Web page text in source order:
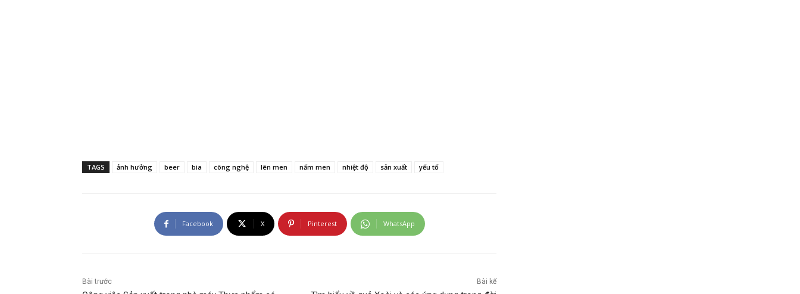
TAGS ảnh hưởng beer bia công nghệ lên men nấm men nhiệt độ sản xuất yếu tố
Facebook X Pinterest WhatsApp
Bài trước Bài kế